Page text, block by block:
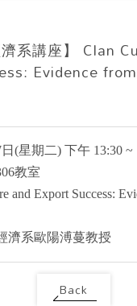
濟系講座】 Clan
Evidence
(星期二) 下午 13:30 ~
教室
and Export Success:
濟系歐陽溥蔓教授
Back